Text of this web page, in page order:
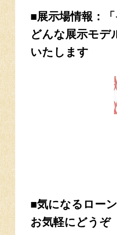
■展示場情報：
どんな展示モデ
いたします
■気になるロー
お気軽にどうぞ